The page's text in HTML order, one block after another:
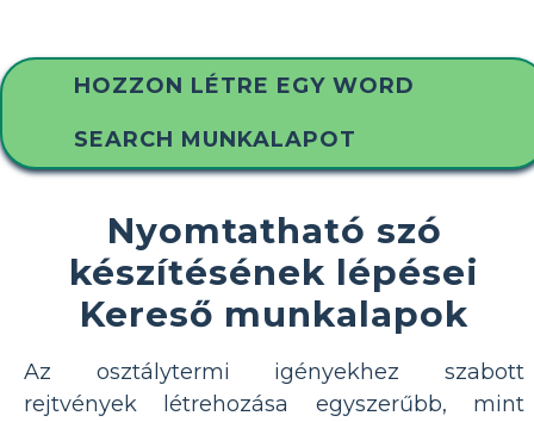
HOZZON LÉTRE EGY WORD
SEARCH MUNKALAPOT
Nyomtatható szó
készítésének lépései
Kereső munkalapok
Az osztálytermi igényekhez szabott
rejtvények létrehozása egyszerűbb, mint